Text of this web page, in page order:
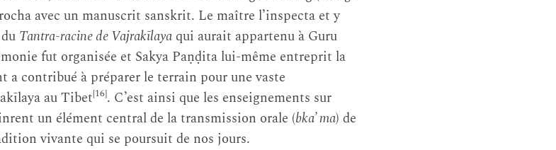
avec un manuscrit sanskrit. Le maître l’inspecta et y
Tantra-racine de Vajrakīlaya qui aurait appartenu à Guru
fut organisée et Sakya Paṇḍita lui-même entreprit la
a contribué à préparer le terrain pour une vaste
au Tibet[16]. C’est ainsi que les enseignements sur
un élément central de la transmission orale (bka’ ma) de
vivante qui se poursuit de nos jours.